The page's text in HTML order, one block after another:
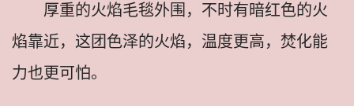
厚重的火焰毛毯外围，不时有暗红色的火
焰靠近，这团色泽的火焰，温度更高，焚化能
力也更可怕。